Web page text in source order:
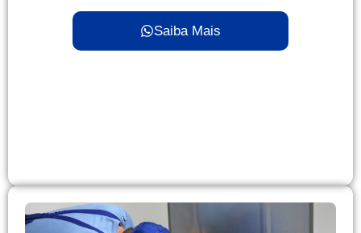
Saiba Mais